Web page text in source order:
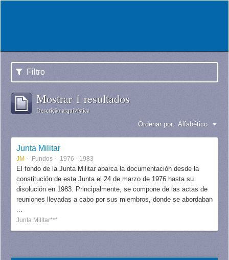
Filtro
Mostrar 1 resultados
Descrição arquivística
Ordenar por: Alfabético
Junta Militar
JM Fundos 1976 - 1983
El fondo de la Junta Militar abarca la documentación desde la
constitución de esta Junta el 24 de marzo de 1976 hasta su
disolución en 1983. Principalmente, se compone de las actas de
reuniones llevadas a cabo por sus miembros, donde se abordaban
...
Junta Militar***